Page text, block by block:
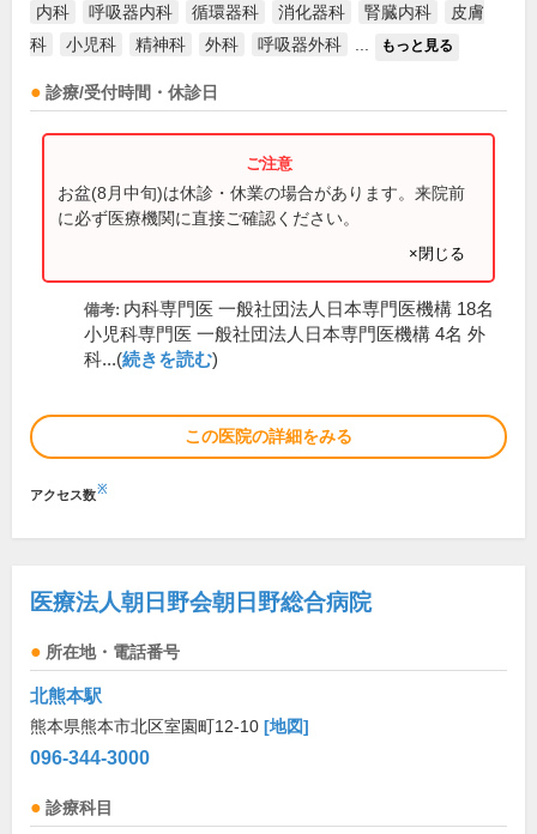
内科 呼吸器内科 循環器科 消化器科 腎臓内科
皮膚
科
小児科 精神科 外科 呼吸器外科 もっと見る
診療/受付時間・休診日
お盆(8月中旬)は休診・休業の場合があります。来院前
に必ず医療機関に直接ご確認ください。
×閉じる
備考: 内科専門医 一般社団法人日本専門医機構 18名
小児科専門医 一般社団法人日本専門医機構 4名 外
科...(続きを読む)
この医院の詳細をみる
アクセス数※
医療法人朝日野会朝日野総合病院
所在地・電話番号
北熊本駅
熊本県熊本市北区室園町12-10 [地図]
096-344-3000
診療科目